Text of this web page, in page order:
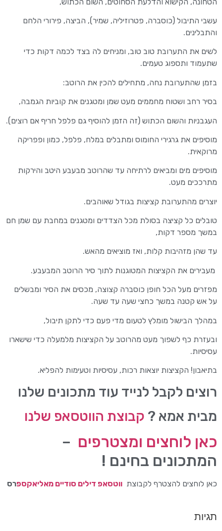
עשבי התיבול (כוסברה, פטרוזיליה, שמיר), הביצה, פירורי הלחם
והתבלינים.
לשים את התערובת טוב טוב, ומניחים לה בצד לכמה דקות כדי
שתעמוד ותספוג טעמים.
בזמן שהתערובת נחה, מתחילים להכין את הרוטב:
בסיר רחב ושטוח מחממים מעט שמן ומטגנים את קוביות הגמבה,
העגבניות והשום הכתוש (זה הזמן להוסיף גם פלפל חריף אם רוצים).
מוסיפים את גרגירי החומוס ומתבלים במלח, פלפל, כמון ופפריקה
מרוקאית.
מוסיפים מים ומביאים לרתיחה עד שהרוטב מבעבע היטב והירקות
מתרככים מעט.
יוצרים מהתערובת קציצות בגודל שאוהבים.
טובלים כל קציצה בסולת מכל הצדדים ומטגנים במחבת עם שמן חם
במשך מספר דקות,
עד שהן מזהיבות קלות, ואז מוציאים מהאש.
מעבירים את הקציצות המטוגנות לתוך סיר הרוטב המבעבע.
מפזרים מעל הכל חופן כוסברה קצוצה, מכסים את הסיר ומבשלים
על אש קטנה במשך כחצי שעה עד שעה.
במהלך הבישול מומלץ לטעום מדי פעם כדי לתקן תיבול,
ובעזרת כף לשפוך מעט מהרוטב על הקציצות מלמעלה כדי שישארו
עסיסיות.
בתיאבון! הקציצות יוצאות רכות, עסיסיות וטעימות להפליא.
רוצים לקבל לנייד עוד מתכונים שלנו
מבית אמא ? קבוצת הווטסאפ שלנו
כאן לוחצים ומצטרפים –
המתכונים בחינם !
כאן לוחצים להצטרף לקבוצת ווטסאפ דילים סודיים מאליאקספרס
תגיות